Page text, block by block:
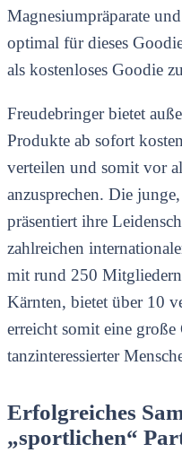
Magnesiumpräparate
optimal für dieses
als kostenloses Goodie
Freudebringer bietet
Produkte ab sofort
verteilen und somit vor
anzusprechen. Die
präsentiert ihre
zahlreichen
mit rund 250
Kärnten, bietet über 10
erreicht somit eine große
tanzinteressierter
Erfolgreiches
„sportlichen“